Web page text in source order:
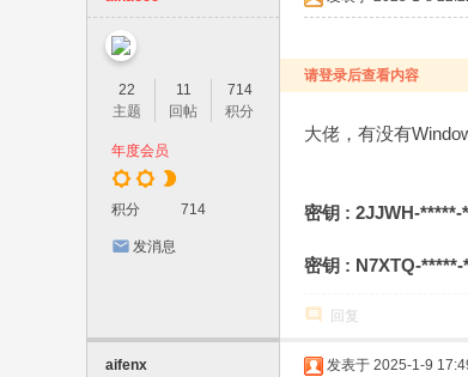
坛
22
主题
11
回帖
714
积分
年度会员
积分 714
发消息
请登录后查看内容
大佬，有没有
密钥 : 2JJWH-
密钥 : N7XTQ-
回复
aifenx 发表于 2025-1-9